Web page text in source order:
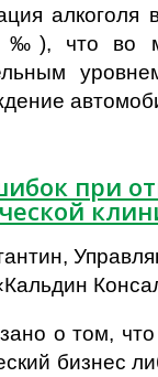
алкоголя
‰), что во
при
о том,
бизнес